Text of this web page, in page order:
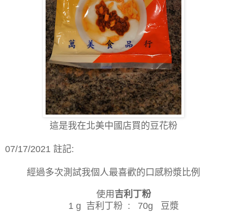
這是我在北美中國店買的豆花粉
07/17/2021 註記:
經過多次測試我個人最喜歡的口感粉漿比例
使用 吉利丁粉
1 g 吉利丁粉 : 70g 豆漿